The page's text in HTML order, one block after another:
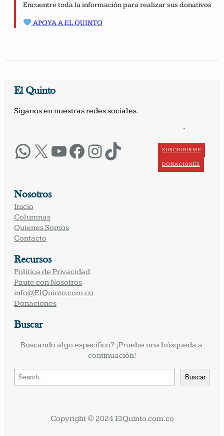
Encuentre toda la información para realizar sus donativos
APOYA A EL QUINTO
El Quinto
Síganos en nuestras redes sociales.
WhatsApp X YouTube Facebook InstagramTikTok
·
SUSCRIBIRME
DONACIONES
Nosotros
Inicio
Columnas
Quienes Somos
Contacto
Recursos
Política de Privacidad
Paute con Nosotros
info@ElQuinto.com.co
Donaciones
Buscar
Buscando algo específico? ¡Pruebe una búsqueda a
continuación!
u
a
Buscar
Copyright © 2024 ElQuinto.com.co